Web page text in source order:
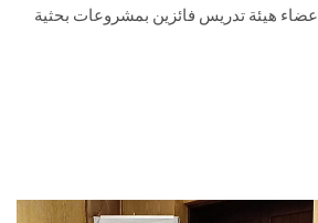
بتسليم عقود الدعم لـ 8 أعضاء هيئة تدريس فائزين بمشروعات بحثية